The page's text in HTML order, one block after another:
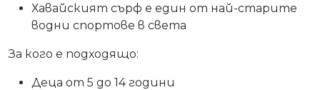
Хавайският сърф е един от най-старите
водни спортове в света
За кого е подходящо:
Деца от 5 до 14 години